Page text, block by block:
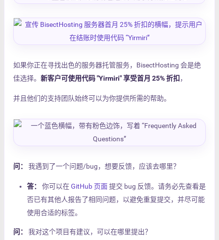
如果你正在寻找出色的服务器托管服务，BisectHosting 会是绝
佳选择。 新客户可使用代码 "Yirmiri" 享受首月 25% 折扣 ，
并且他们的支持团队始终可以为你提供所需的帮助。
问： 我遇到了一个问题/bug，想要反馈，应该去哪里？
答： 你可以在GitHub 页面提交 bug 反馈。请务必先查看是
否已有其他人报告了相同问题，以避免重复提交，并尽可能
使用合适的标签。
问： 我对这个项目有建议，可以在哪里提出？